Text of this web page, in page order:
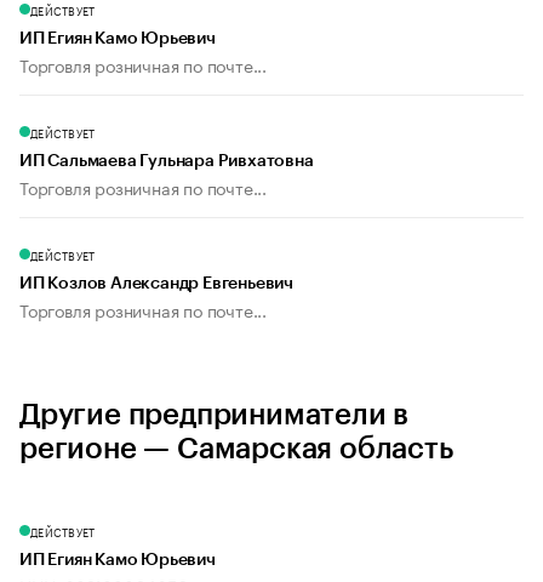
ДЕЙСТВУЕТ
ИП Егиян Камо Юрьевич
Торговля розничная по почте...
ДЕЙСТВУЕТ
ИП Сальмаева Гульнара Ривхатовна
Торговля розничная по почте...
ДЕЙСТВУЕТ
ИП Козлов Александр Евгеньевич
Торговля розничная по почте...
Другие предприниматели в
регионе — Самарская область
ДЕЙСТВУЕТ
ИП Егиян Камо Юрьевич